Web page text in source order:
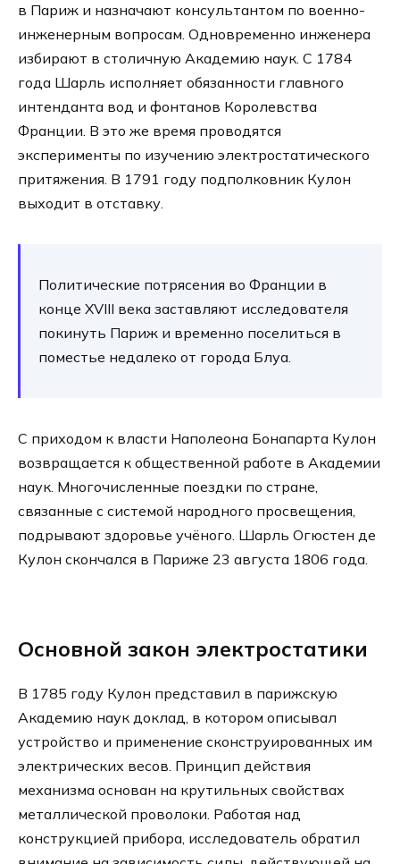
в Париж и назначают консультантом по военно-
инженерным вопросам. Одновременно инженера
избирают в столичную Академию наук. С 1784
года Шарль исполняет обязанности главного
интенданта вод и фонтанов Королевства
Франции. В это же время проводятся
эксперименты по изучению электростатического
притяжения. В 1791 году подполковник Кулон
выходит в отставку.
Политические потрясения во Франции в
конце XVIII века заставляют исследователя
покинуть Париж и временно поселиться в
поместье недалеко от города Блуа.
С приходом к власти Наполеона Бонапарта Кулон
возвращается к общественной работе в Академии
наук. Многочисленные поездки по стране,
связанные с системой народного просвещения,
подрывают здоровье учёного. Шарль Огюстен де
Кулон скончался в Париже 23 августа 1806 года.
Основной закон электростатики
В 1785 году Кулон представил в парижскую
Академию наук доклад, в котором описывал
устройство и применение сконструированных им
электрических весов. Принцип действия
механизма основан на крутильных свойствах
металлической проволоки. Работая над
конструкцией прибора, исследователь обратил